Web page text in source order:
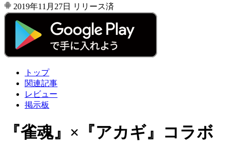
2019年11月27日
リリース済
トップ
関連記事
レビュー
掲示板
『雀魂』×『アカギ』コラボ